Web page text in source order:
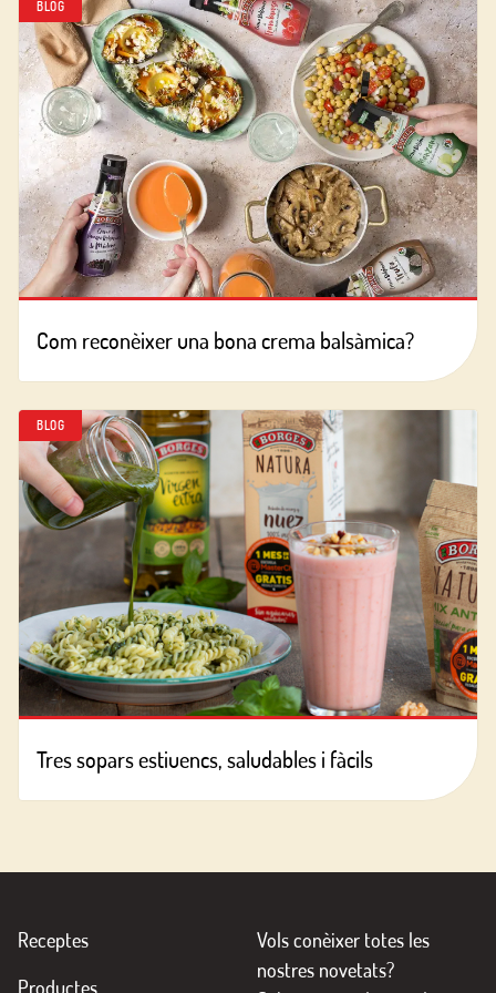
BLOG
Com reconèixer una bona crema balsàmica?
BLOG
Tres sopars estiuencs, saludables i fàcils
Receptes
Productes
Vols conèixer totes les
nostres novetats?